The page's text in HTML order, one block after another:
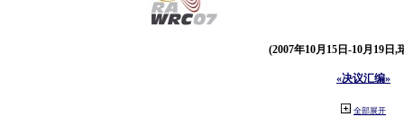
(2007年10月15日-10月19日,
«决议汇编»
全部展开